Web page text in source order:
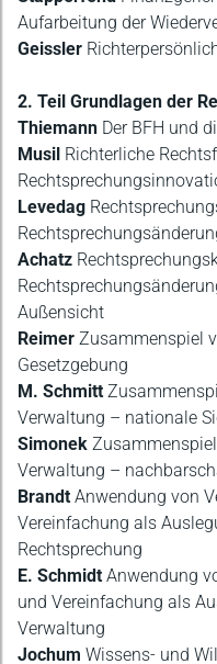
Aufarbeitung der
Geissler
2. Teil Grundlagen der
Thiemann Der BFH und
Musil Richterliche
Levedag
Achatz
Außensicht
Reimer Zusammenspiel
Gesetzgebung
M. Schmitt
Verwaltung – nationale
Simonek
Verwaltung –
Brandt Anwendung von
Vereinfachung als
Rechtsprechung
E. Schmidt Anwendung
und Vereinfachung als
Verwaltung
Jochum Wissens- und